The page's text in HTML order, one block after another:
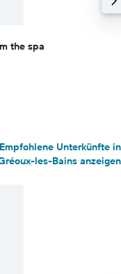
the spa
Empfohlene Unterkünfte in
les-Bains anzeigen